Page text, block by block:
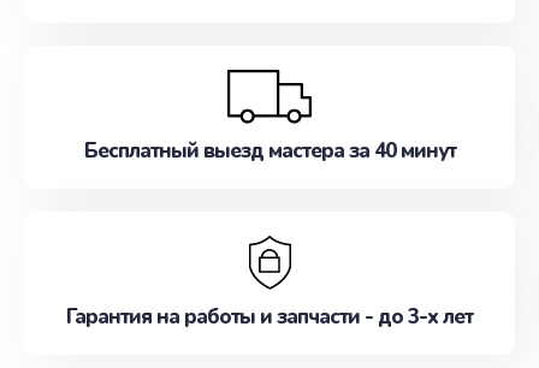
Бесплатный выезд мастера за 40 минут
Гарантия на работы и запчасти - до 3-х лет